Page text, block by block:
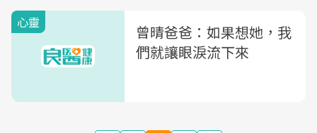
心靈
曾晴爸爸：如果想她，我
們就讓眼淚流下來